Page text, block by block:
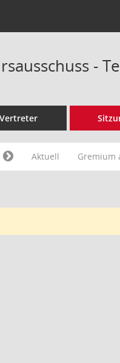
-
Vertreter
Aktuell Gremium